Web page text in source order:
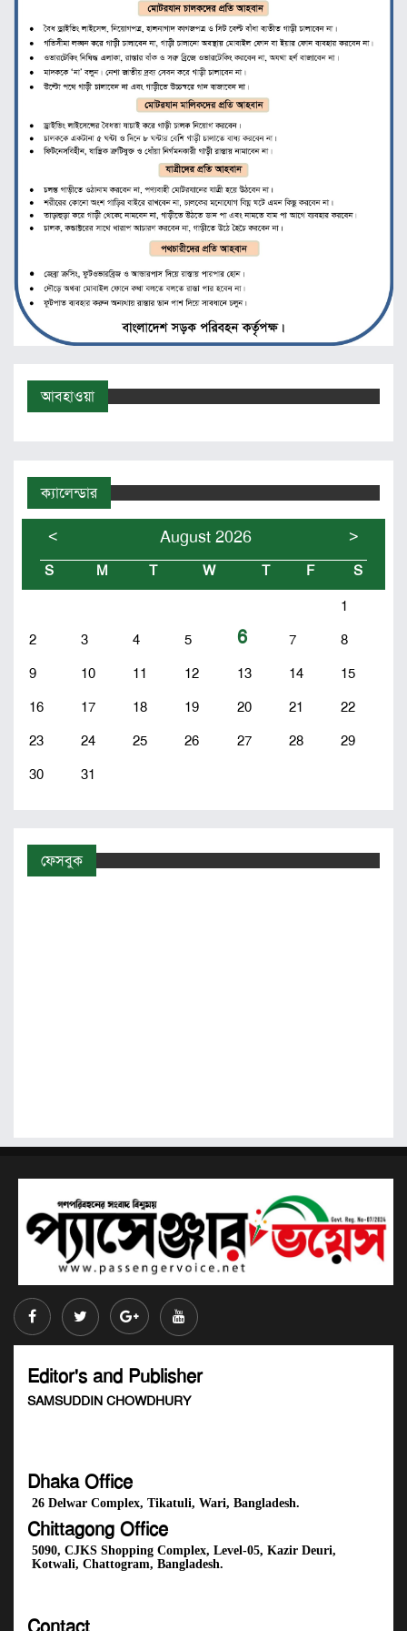
আবহাওয়া
ক্যালেন্ডার
< August 2026 >
S M T W T F
S
1
2
3 4 5 6 7
8
9
10 11 12 13 14
15
16
17 18 19 20 21
22
23
24 25 26 27 28
29
30
31
ফেসবুক
Editor's and Publisher
SAMSUDDIN CHOWDHURY
Dhaka Office
26 Delwar Complex, Tikatuli, Wari, Bangladesh.
Chittagong Office
5090, CJKS Shopping Complex, Level-05, Kazir Deuri,
Kotwali, Chattogram, Bangladesh.